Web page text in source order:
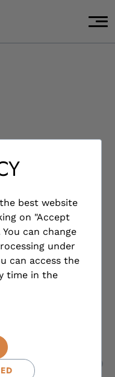
best website
on "Accept
can change
under
can access the
time in the
,
| 24
DEN
1772